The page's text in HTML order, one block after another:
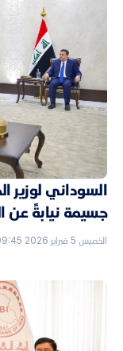
السوداني لوزير
جسيمة نيابةً عن
الخميس 5 فبراير 2026 09:45 م